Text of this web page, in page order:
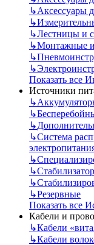
↳Аксессуары
↳
↳Лестницы и
↳Монтажные
↳
↳
Показать все
Источники
↳
↳
↳
↳Система
↳
↳
↳
↳Резервные
Показать все
Кабели и
↳Кабели
↳Кабели